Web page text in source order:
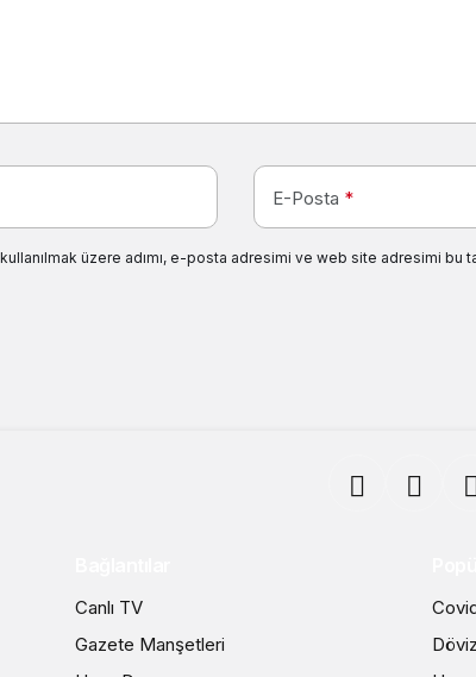
E-Posta *
üzere adımı, e-posta adresimi ve web site adresimi bu
Canlı TV
Gazete Manşetleri